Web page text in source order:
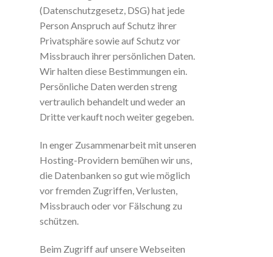
(Datenschutzgesetz, DSG) hat jede
Person Anspruch auf Schutz ihrer
Privatsphäre sowie auf Schutz vor
Missbrauch ihrer persönlichen Daten.
Wir halten diese Bestimmungen ein.
Persönliche Daten werden streng
vertraulich behandelt und weder an
Dritte verkauft noch weiter gegeben.
In enger Zusammenarbeit mit unseren
Hosting-Providern bemühen wir uns,
die Datenbanken so gut wie möglich
vor fremden Zugriffen, Verlusten,
Missbrauch oder vor Fälschung zu
schützen.
Beim Zugriff auf unsere Webseiten